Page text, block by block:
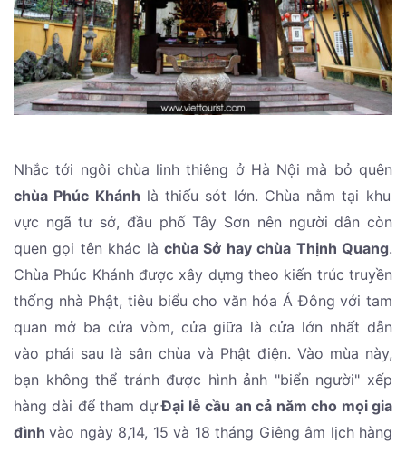
Nhắc tới ngôi chùa linh thiêng ở Hà Nội mà bỏ quên
chùa Phúc Khánh là thiếu sót lớn. Chùa nằm tại khu
vực ngã tư sở, đầu phố Tây Sơn nên người dân còn
quen gọi tên khác là chùa Sở hay chùa Thịnh Quang.
Chùa Phúc Khánh được xây dựng theo kiến trúc truyền
thống nhà Phật, tiêu biểu cho văn hóa Á Đông với tam
quan mở ba cửa vòm, cửa giữa là cửa lớn nhất dẫn
vào phái sau là sân chùa và Phật điện. Vào mùa này,
bạn không thể tránh được hình ảnh "biển người" xếp
hàng dài để tham dựĐại lễ cầu an cả năm cho mọi gia
đìnhvào ngày 8,14, 15 và 18 tháng Giêng âm lịch hàng